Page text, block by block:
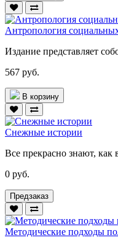
Антропология
Издание представляет
567 руб.
В корзину
Снежные истории
Все прекрасно знают, как
0 руб.
Предзаказ
Методические подходы